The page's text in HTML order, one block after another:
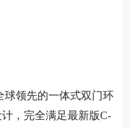
球领先的一体式双门环
，完全满足最新版C-